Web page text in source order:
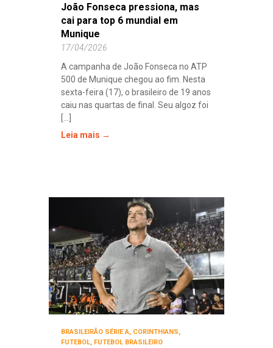
João Fonseca pressiona, mas
cai para top 6 mundial em
Munique
17/04/2026
A campanha de João Fonseca no ATP
500 de Munique chegou ao fim. Nesta
sexta-feira (17), o brasileiro de 19 anos
caiu nas quartas de final. Seu algoz foi
Leia mais →
BRASILEIRÃO SÉRIE A, CORINTHIANS,
FUTEBOL, FUTEBOL BRASILEIRO